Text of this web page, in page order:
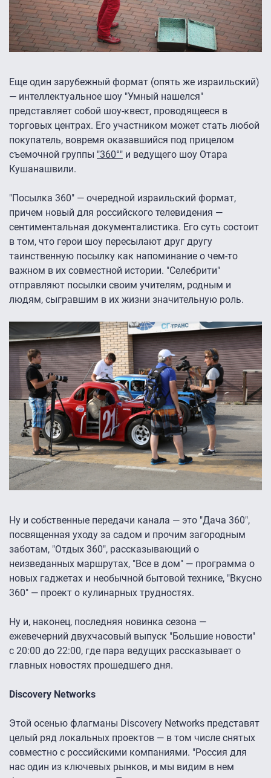
Еще один зарубежный формат (опять же израильский)
— интеллектуальное шоу "Умный нашелся"
представляет собой шоу-квест, проводящееся в
торговых центрах. Его участником может стать любой
покупатель, вовремя оказавшийся под прицелом
съемочной группы "360°" и ведущего шоу Отара
Кушанашвили.
"Посылка 360″ — очередной израильский формат,
причем новый для российского телевидения —
сентиментальная документалистика. Его суть состоит
в том, что герои шоу пересылают друг другу
таинственную посылку как напоминание о чем-то
важном в их совместной истории. "Селебрити"
отправляют посылки своим учителям, родным и
людям, сыгравшим в их жизни значительную роль.
Ну и собственные передачи канала — это "Дача 360″,
посвященная уходу за садом и прочим загородным
заботам, "Отдых 360″, рассказывающий о
неизведанных маршрутах, "Все в дом" — программа о
новых гаджетах и необычной бытовой технике, "Вкусно
360″ — проект о кулинарных трудностях.
Ну и, наконец, последняя новинка сезона —
ежевечерний двухчасовый выпуск "Большие новости"
с 20:00 до 22:00, где пара ведущих рассказывает о
главных новостях прошедшего дня.
Discovery Networks
Этой осенью флагманы Discovery Networks представят
целый ряд локальных проектов — в том числе снятых
совместно с российскими компаниями. "Россия для
нас один из ключевых рынков, и мы видим в нем